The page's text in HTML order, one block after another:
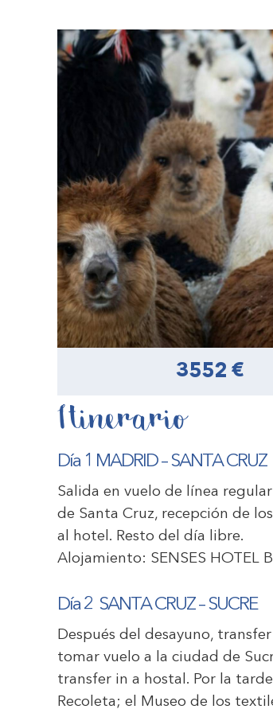
3552 €
Itinerario
Día 1 MADRID – SANTA CRUZ
Salida en vuelo de línea
de Santa Cruz, recepción de
al hotel. Resto del día libre.
Alojamiento: SENSES HOTEL
Día 2 SANTA CRUZ – SUCRE
Después del desayuno,
tomar vuelo a la ciudad de
transfer in a hostal. Por la
Recoleta; el Museo de los